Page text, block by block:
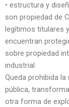
• estructura y
son propiedad de
legítimos titulares
encuentran
sobre propiedad
industrial.
Queda prohibida
pública,
otra forma de